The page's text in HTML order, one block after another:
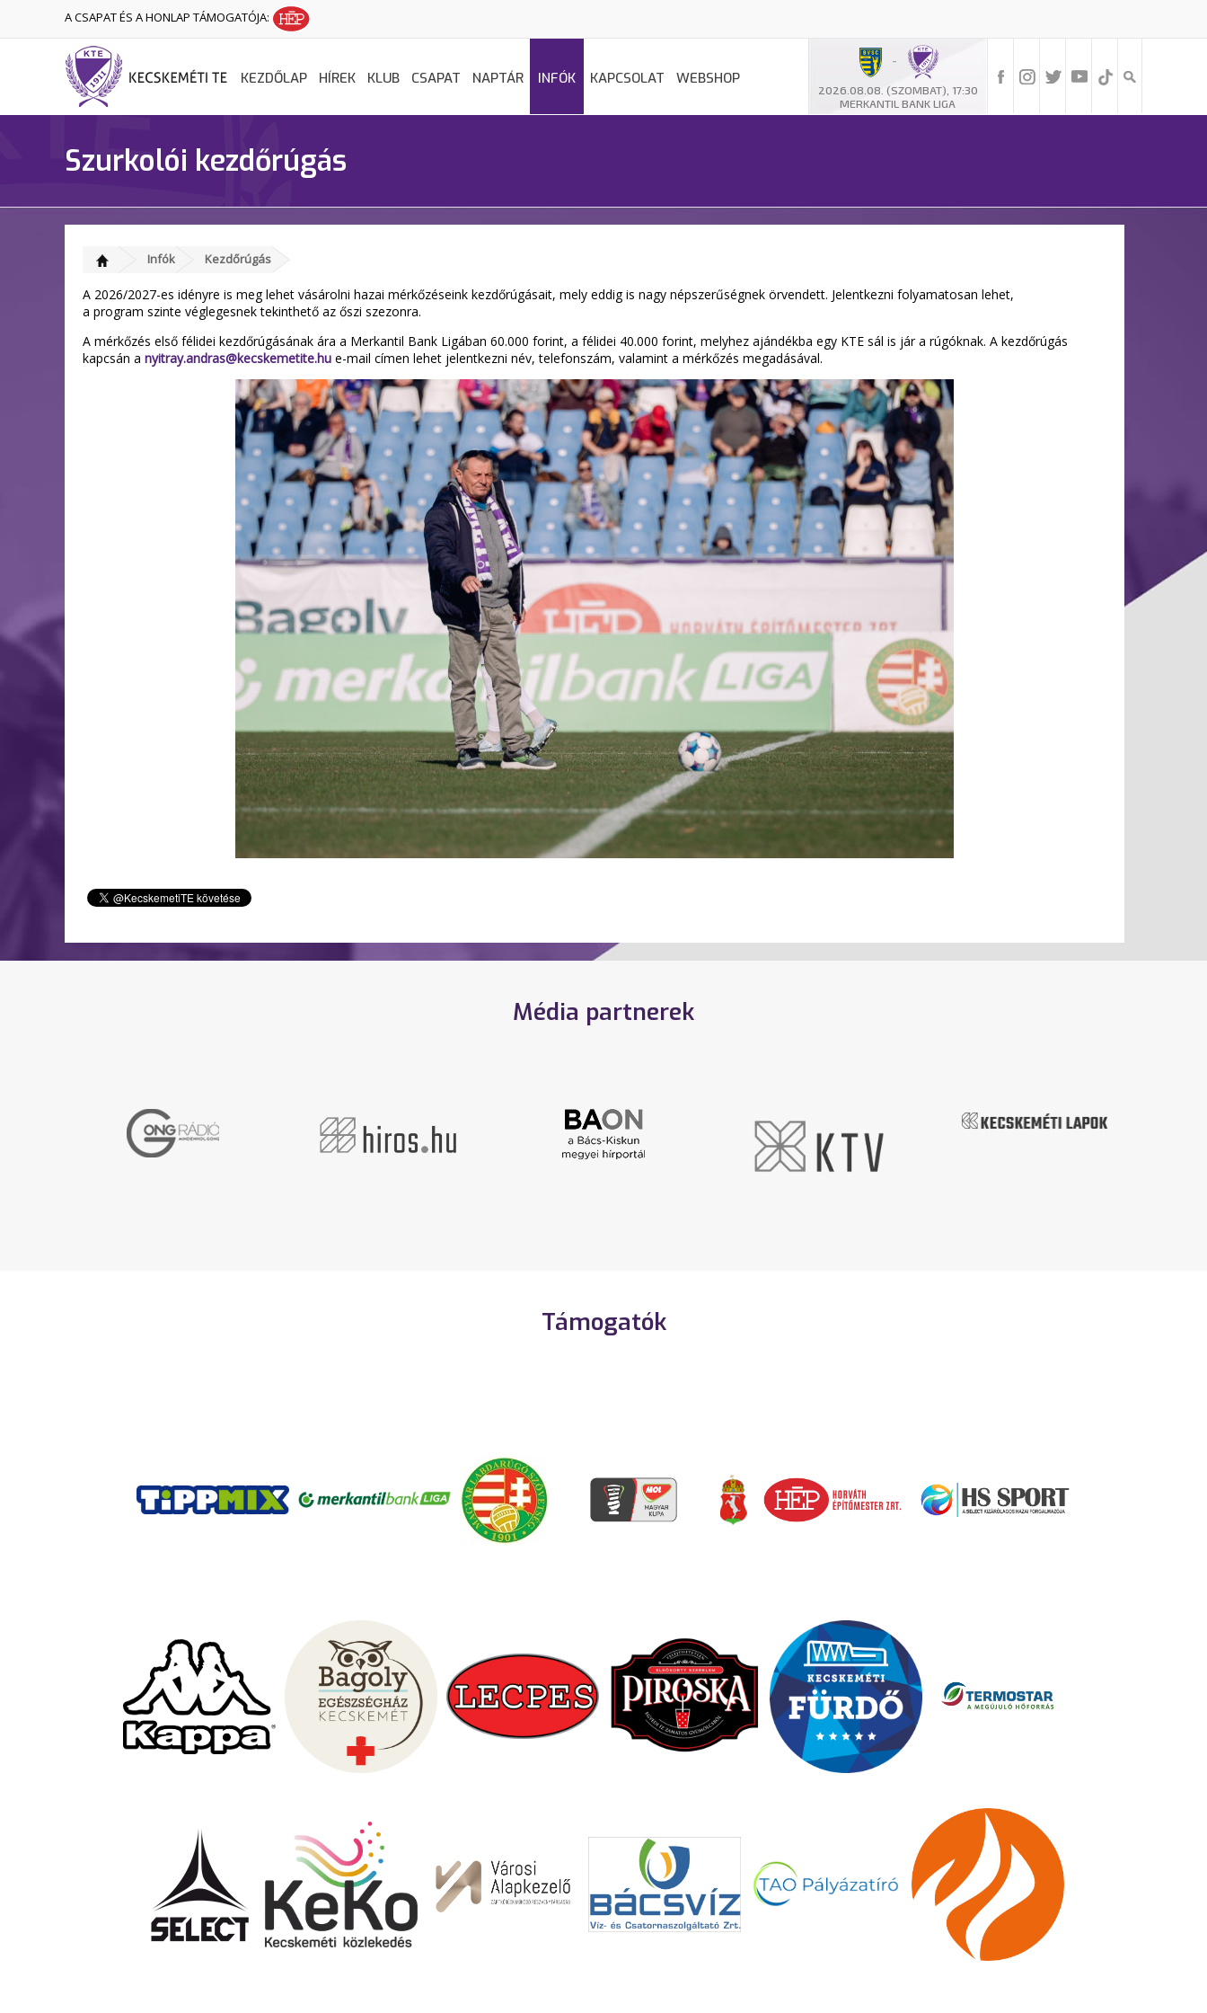
A CSAPAT ÉS A HONLAP TÁMOGATÓJA:
-
2026.08.08. (SZOMBAT), 17:30
MERKANTIL BANK LIGA
KEZDŐLAP HÍREK KLUB CSAPAT NAPTÁR INFÓK KAPCSOLAT WEBSHOP
Szurkolói kezdőrúgás
Infók Kezdőrúgás
A 2026/2027-es idényre is meg lehet vásárolni hazai mérkőzéseink kezdőrúgásait, mely eddig is nagy népszerűségnek örvendett. Jelentkezni folyamatosan lehet,
a program szinte véglegesnek tekinthető az őszi szezonra.
A mérkőzés első félidei kezdőrúgásának ára a Merkantil Bank Ligában 60.000 forint, a félidei 40.000 forint, melyhez ajándékba egy KTE sál is jár a rúgóknak. A kezdőrúgás
kapcsán a nyitray.andras@kecskemetite.hu e-mail címen lehet jelentkezni név, telefonszám, valamint a mérkőzés megadásával.
Média partnerek
Támogatók